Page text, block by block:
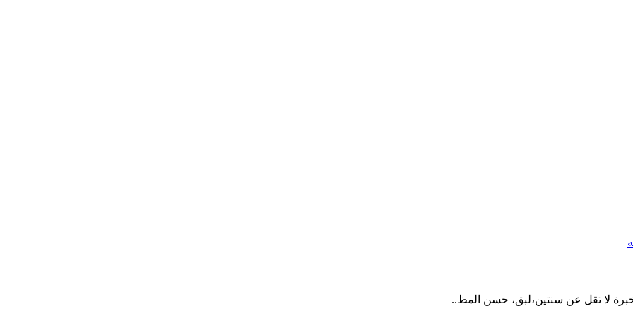
لا تقل عن سنتين،لبق، حسن المظ..